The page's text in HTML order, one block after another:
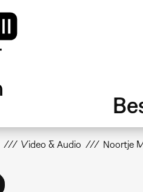
Video & Audio Noortje